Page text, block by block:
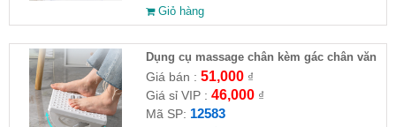
Giỏ hàng
Dụng cụ massage chân kèm gác chân văn
phòng
Giá bán : 51,000₫
Giá sỉ VIP : 46,000₫
Mã SP: 12583